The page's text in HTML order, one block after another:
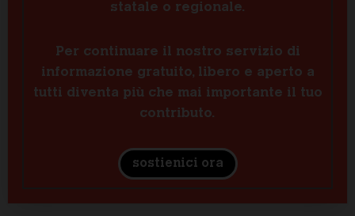
statale o regionale.
Per continuare il nostro servizio di
informazione gratuito, libero e aperto a
tutti diventa più che mai importante il tuo
contributo.
sostienici ora